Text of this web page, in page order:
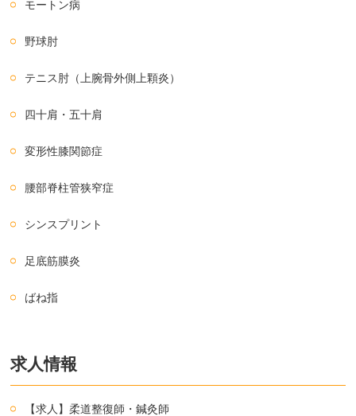
モートン病
野球肘
テニス肘（上腕骨外側上顆炎）
四十肩・五十肩
変形性膝関節症
腰部脊柱管狭窄症
シンスプリント
足底筋膜炎
ばね指
求人情報
【求人】柔道整復師・鍼灸師